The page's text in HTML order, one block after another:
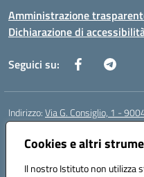
Cookies e altri
Il nostro Istituto non utilizza
Amministrazione
Dichiarazione di
Seguici su:
Indirizzo:Via G. Consiglio, 1 -
Centralino:
Posta elettronica certificata
Codice fiscale: 80025710825